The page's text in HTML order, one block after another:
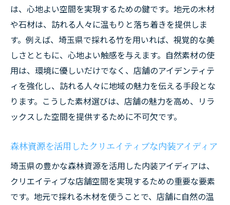
は、心地よい空間を実現するための鍵です。地元の木材
や石材は、訪れる人々に温もりと落ち着きを提供しま
す。例えば、埼玉県で採れる竹を用いれば、視覚的な美
しさとともに、心地よい触感を与えます。自然素材の使
用は、環境に優しいだけでなく、店舗のアイデンティテ
ィを強化し、訪れる人々に地域の魅力を伝える手段とな
ります。こうした素材選びは、店舗の魅力を高め、リラ
ックスした空間を提供するために不可欠です。
森林資源を活用したクリエイティブな内装アイディア
埼玉県の豊かな森林資源を活用した内装アイディアは、
クリエイティブな店舗空間を実現するための重要な要素
です。地元で採れる木材を使うことで、店舗に自然の温